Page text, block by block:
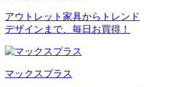
アウトレット家具からトレンド
デザインまで、毎日お買得！
マックスプラス